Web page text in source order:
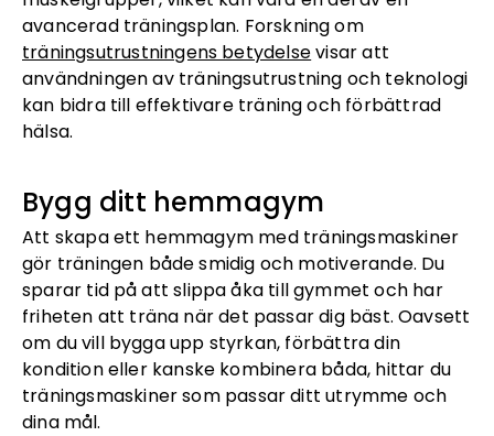
avancerad träningsplan. Forskning om
träningsutrustningens betydelsevisar att
användningen av träningsutrustning och teknologi
kan bidra till effektivare träning och förbättrad
hälsa.
Bygg ditt hemmagym
Att skapa ett hemmagym med träningsmaskiner
gör träningen både smidig och motiverande. Du
sparar tid på att slippa åka till gymmet och har
friheten att träna när det passar dig bäst. Oavsett
om du vill bygga upp styrkan, förbättra din
kondition eller kanske kombinera båda, hittar du
träningsmaskiner som passar ditt utrymme och
dina mål.